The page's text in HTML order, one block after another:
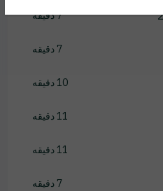
7 دقیقه
7 دقیقه
10 دقیقه
11 دقیقه
11 دقیقه
7 دقیقه